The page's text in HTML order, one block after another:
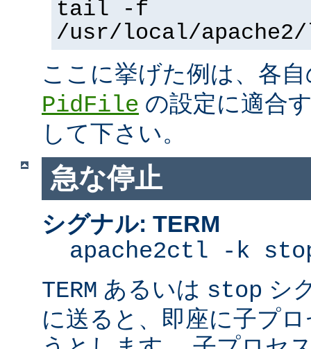
tail -f
/usr/local/
ここに挙げた例は、各
PidFile の設定に適合
して下さい。
急な停止
シグナル: TERM
apache2ctl -k
TERM あるいは stop シ
に送ると、即座に子プ